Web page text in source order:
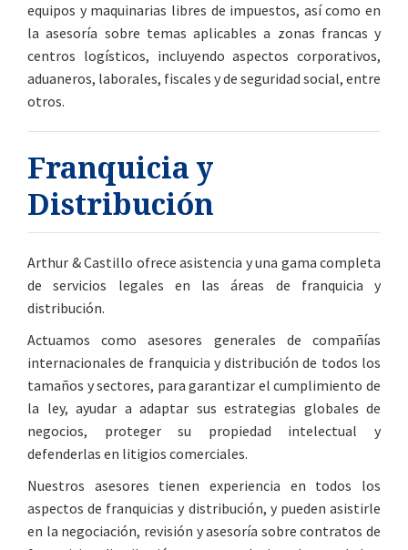
equipos y maquinarias libres de impuestos, así como en
la asesoría sobre temas aplicables a zonas francas y
centros logísticos, incluyendo aspectos corporativos,
aduaneros, laborales, fiscales y de seguridad social, entre
otros.
Franquicia y
Distribución
Arthur & Castillo ofrece asistencia y una gama completa
de servicios legales en las áreas de franquicia y
distribución.
Actuamos como asesores generales de compañías
internacionales de franquicia y distribución de todos los
tamaños y sectores, para garantizar el cumplimiento de
la ley, ayudar a adaptar sus estrategias globales de
negocios, proteger su propiedad intelectual y
defenderlas en litigios comerciales.
Nuestros asesores tienen experiencia en todos los
aspectos de franquicias y distribución, y pueden asistirle
en la negociación, revisión y asesoría sobre contratos de